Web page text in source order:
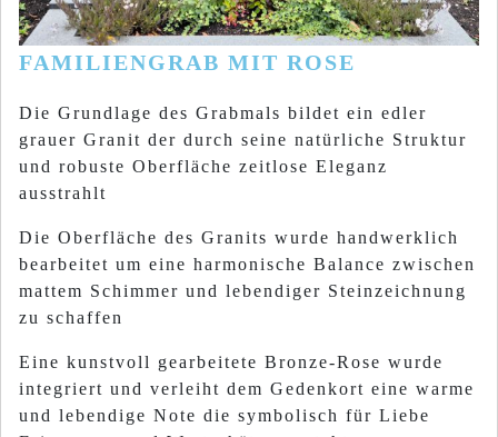
FAMILIENGRAB MIT ROSE
Die Grundlage des Grabmals bildet ein edler
grauer Granit der durch seine natürliche Struktur
und robuste Oberfläche zeitlose Eleganz
ausstrahlt
Die Oberfläche des Granits wurde handwerklich
bearbeitet um eine harmonische Balance zwischen
mattem Schimmer und lebendiger Steinzeichnung
zu schaffen
Eine kunstvoll gearbeitete Bronze‑Rose wurde
integriert und verleiht dem Gedenkort eine warme
und lebendige Note die symbolisch für Liebe